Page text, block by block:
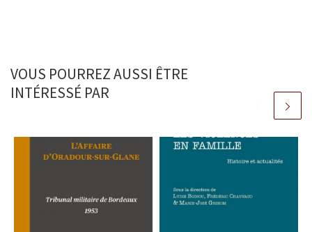
VOUS POURREZ AUSSI ÊTRE
INTÉRESSÉ PAR